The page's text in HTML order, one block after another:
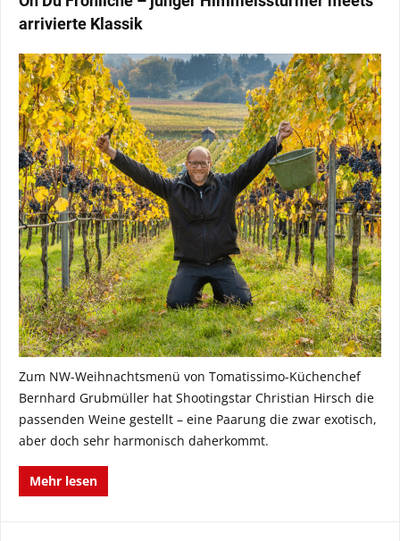
arrivierte Klassik
Zum NW-Weihnachtsmenü von Tomatissimo-Küchenchef
Bernhard Grubmüller hat Shootingstar Christian Hirsch die
passenden Weine gestellt – eine Paarung die zwar exotisch,
aber doch sehr harmonisch daherkommt.
Mehr lesen